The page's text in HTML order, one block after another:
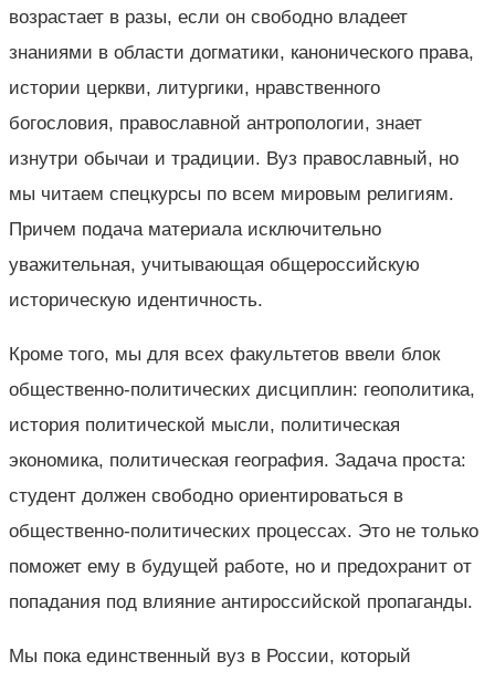
возрастает в разы, если он свободно владеет
знаниями в области догматики, канонического права,
истории церкви, литургики, нравственного
богословия, православной антропологии, знает
изнутри обычаи и традиции. Вуз православный, но
мы читаем спецкурсы по всем мировым религиям.
Причем подача материала исключительно
уважительная, учитывающая общероссийскую
историческую идентичность.
Кроме того, мы для всех факультетов ввели блок
общественно-политических дисциплин: геополитика,
история политической мысли, политическая
экономика, политическая география. Задача проста:
студент должен свободно ориентироваться в
общественно-политических процессах. Это не только
поможет ему в будущей работе, но и предохранит от
попадания под влияние антироссийской пропаганды.
Мы пока единственный вуз в России, который